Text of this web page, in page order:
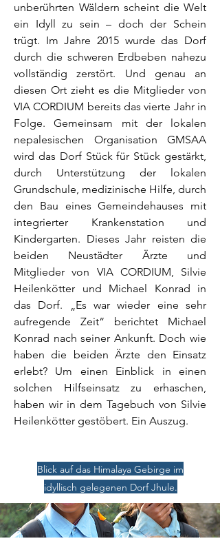
unberührten Wäldern scheint die Welt
ein Idyll zu sein – doch der Schein
trügt. Im Jahre 2015 wurde das Dorf
durch die schweren Erdbeben nahezu
vollständig zerstört. Und genau an
diesen Ort zieht es die Mitglieder von
VIA CORDIUM bereits das vierte Jahr in
Folge. Gemeinsam mit der lokalen
nepalesischen Organisation GMSAA
wird das Dorf Stück für Stück gestärkt,
durch Unterstützung der lokalen
Grundschule, medizinische Hilfe, durch
den Bau eines Gemeindehauses mit
integrierter Krankenstation und
Kindergarten. Dieses Jahr reisten die
beiden Neustädter Ärzte und
Mitglieder von VIA CORDIUM, Silvie
Heilenkötter und Michael Konrad in
das Dorf. „Es war wieder eine sehr
aufregende Zeit“ berichtet Michael
Konrad nach seiner Ankunft. Doch wie
haben die beiden Ärzte den Einsatz
erlebt? Um einen Einblick in einen
solchen Hilfseinsatz zu erhaschen,
haben wir in dem Tagebuch von Silvie
Heilenkötter gestöbert. Ein Auszug.
Blick aufdas Himalaya Gebirge im
idyllisch gelegenen Dorf Jhule.